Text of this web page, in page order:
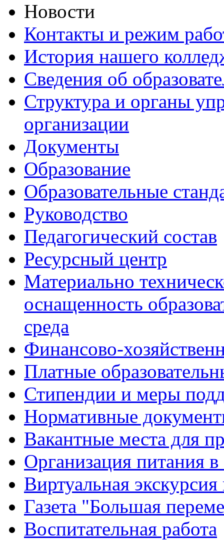
Новости
Контакты и режим
История нашего
Сведения об
Структура и органы
организации
Документы
Образование
Образовательные
Руководство
Педагогический состав
Ресурсный центр
Материально
оснащенность
среда
Финансово-
Платные
Стипендии и меры
Нормативные
Вакантные места для
Организация питания в
Виртуальная
Газета "Большая
Воспитательная работа